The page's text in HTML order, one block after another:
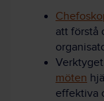
att förstå
Verktyget
möten
effektiva